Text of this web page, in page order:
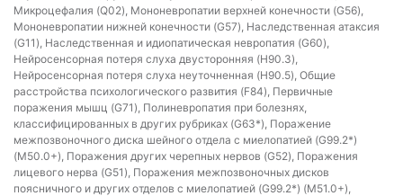
Микроцефалия (Q02), Мононевропатии верхней конечности (G56),
Мононевропатии нижней конечности (G57), Наследственная атаксия
(G11), Наследственная и идиопатическая невропатия (G60),
Нейросенсорная потеря слуха двусторонняя (H90.3),
Нейросенсорная потеря слуха неуточненная (H90.5), Общие
расстройства психологического развития (F84), Первичные
поражения мышц (G71), Полиневропатия при болезнях,
классифицированных в других рубриках (G63*), Поражение
межпозвоночного диска шейного отдела с миелопатией (G99.2*)
(M50.0+), Поражения других черепных нервов (G52), Поражения
лицевого нерва (G51), Поражения межпозвоночных дисков
поясничного и других отделов с миелопатией (G99.2*) (M51.0+),